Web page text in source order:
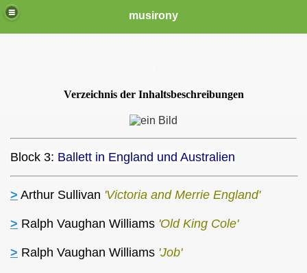
musirony
Verzeichnis der Inhaltsbeschreibungen
Block 3: Ballett in England und Australien
> Arthur Sullivan 'Victoria and Merrie England'
> Ralph Vaughan Williams 'Old King Cole'
> Ralph Vaughan Williams 'Job'